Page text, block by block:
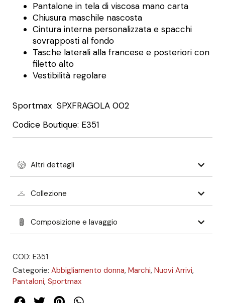
Pantalone in tela di viscosa mano carta
Chiusura maschile nascosta
Cintura interna personalizzata e spacchi
sovrapposti al fondo
Tasche laterali alla francese e posteriori con
filetto alto
Vestibilità regolare
Sportmax SPXFRAGOLA 002
Codice Boutique: E351
Altri dettagli
Collezione
Composizione e lavaggio
COD: E351
Categorie: Abbigliamento donna, Marchi, Nuovi Arrivi,
Pantaloni, Sportmax